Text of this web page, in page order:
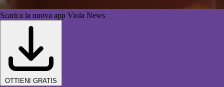
Scarica la nuova app Viola News
OTTIENI GRATIS